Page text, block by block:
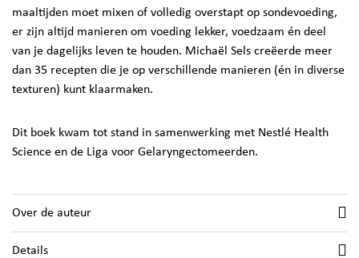
maaltijden moet mixen of volledig overstapt op sondevoeding,
er zijn altijd manieren om voeding lekker, voedzaam én deel
van je dagelijks leven te houden. Michaël Sels creëerde meer
dan 35 recepten die je op verschillende manieren (én in diverse
texturen) kunt klaarmaken.
Dit boek kwam tot stand in samenwerking met Nestlé Health
Science en de Liga voor Gelaryngectomeerden.
Over de auteur
Details